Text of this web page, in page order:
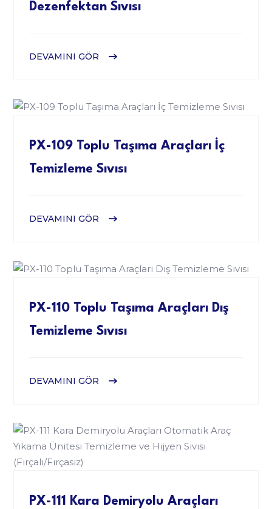
Dezenfektan Sıvısı
DEVAMINI GÖR
PX-109 Toplu Taşıma Araçları İç
Temizleme Sıvısı
DEVAMINI GÖR
PX-110 Toplu Taşıma Araçları Dış
Temizleme Sıvısı
DEVAMINI GÖR
PX-111 Kara Demiryolu Araçları